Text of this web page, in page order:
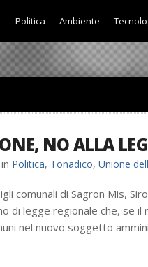
Politica Ambiente
NO ALLA
in Politica, Tonadico, Unione
comunali di Sagron Mis,
di legge regionale che, se
nel nuovo soggetto